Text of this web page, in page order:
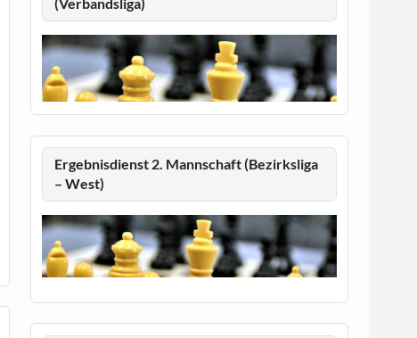
Ergebnisdienst 2. Mannschaft (Bezirksliga
– West)